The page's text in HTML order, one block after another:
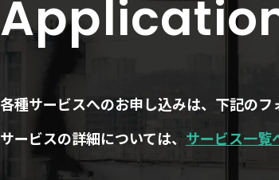
各種サービスへのお申し込みは、下記のフ
サービスの詳細については、 サービス一覧